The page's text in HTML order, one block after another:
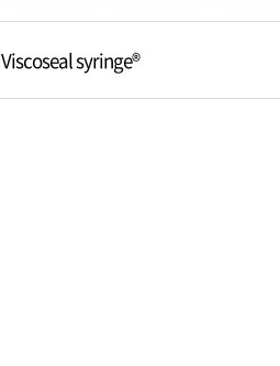
Viscoseal syringe®